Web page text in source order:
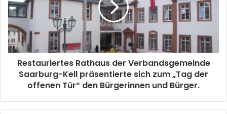
Restauriertes Rathaus der Verbandsgemeinde
Saarburg-Kell präsentierte sich zum „Tag der
offenen Tür“ den Bürgerinnen und Bürger.